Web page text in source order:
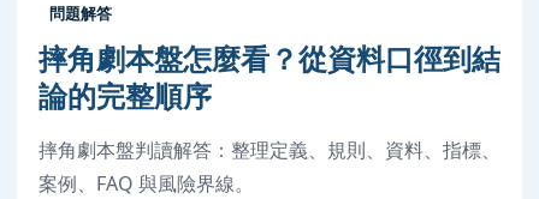
問題解答
摔角劇本盤怎麼看？從資料口徑到結
論的完整順序
摔角劇本盤判讀解答：整理定義、規則、資料、指標、
案例、FAQ 與風險界線。